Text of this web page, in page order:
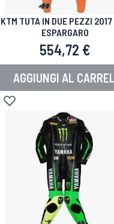
KTM TUTA IN DUE PEZZI 2017
ESPARGARO
554,72 €
AGGIUNGI AL
Aggiungi alla lista desideri